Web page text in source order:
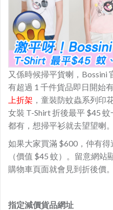
又係時候掃平貨喇，Bossini
有超過 1 千件貨品即日開始
上折架 ，童裝防蚊蟲系列印
女裝 T-Shirt 折後最平 $45
都有，想掃平衫就去望望喇。
如果大家買滿 $600，仲有
（價值 $45 蚊）。留意網
購物車頁面就會見到折後價。
指定減價貨品網址